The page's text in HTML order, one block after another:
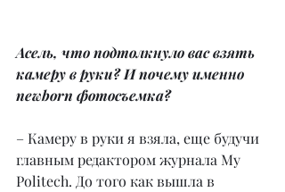
Асель, что подтолкнуло вас взять
камеру в руки? И почему именно
newborn фотосъемка?
– Камеру в руки я взяла, еще будучи
главным редактором журнала My
Politech. До того как вышла в